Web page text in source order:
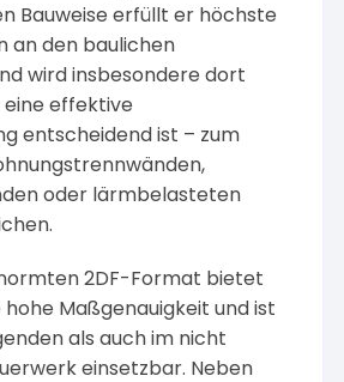
Bauweise erfüllt er höchste
an den baulichen
wird insbesondere dort
effektive
entscheidend ist – zum
oder lärmbelasteten
2DF-Format bietet
hohe Maßgenauigkeit und ist
als auch im nicht
einsetzbar. Neben